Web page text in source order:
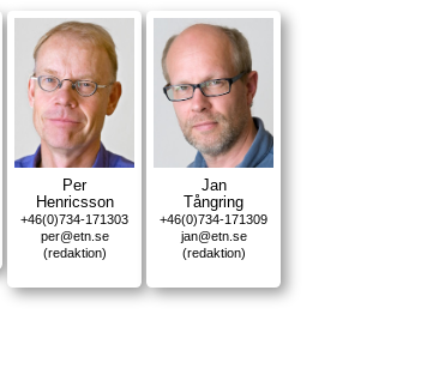
Per
Henricsson
+46(0)734-171303
per@etn.se
(redaktion)
Jan
Tångring
+46(0)734-171309
jan@etn.se
(redaktion)